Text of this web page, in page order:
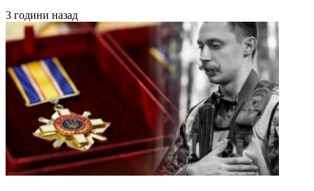
3 години назад